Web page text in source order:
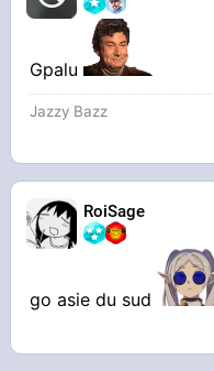
Gpalu
Jazzy Bazz
RoiSage
go asie du sud